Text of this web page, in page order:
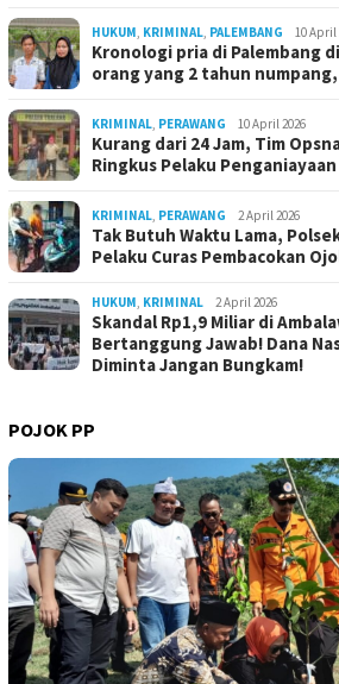
HUKUM, KRIMINAL, PALEMBANG 10 April
Kronologi pria di Palembang
orang yang 2 tahun
KRIMINAL, PERAWANG 10 April 2026
Kurang dari 24 Jam, Tim
Ringkus Pelaku Penganiayaan
KRIMINAL, PERAWANG 2 April 2026
Tak Butuh Waktu Lama,
Pelaku Curas Pembacokan
HUKUM, KRIMINAL 2 April 2026
Skandal Rp1,9 Miliar di
Bertanggung Jawab! Dana
Diminta Jangan Bungkam!
POJOK PP